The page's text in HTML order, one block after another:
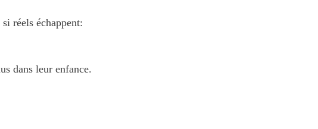
réels échappent:
dans leur enfance.